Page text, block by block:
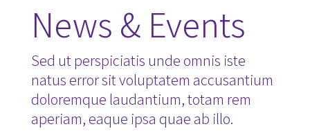
News & Events
Sed ut perspiciatis unde omnis iste
natus error sit voluptatem accusantium
doloremque laudantium, totam rem
aperiam, eaque ipsa quae ab illo.